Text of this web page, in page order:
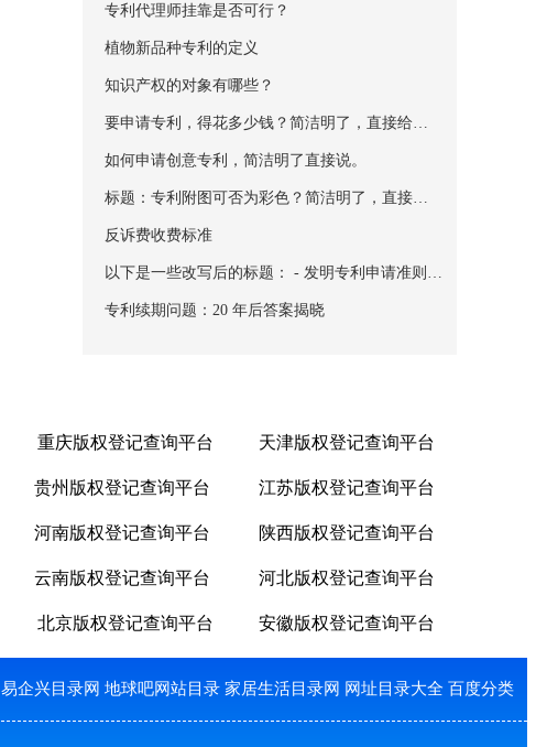
专利代理师挂靠是否可行？
植物新品种专利的定义
知识产权的对象有哪些？
要申请专利，得花多少钱？简洁明了，直接给内
容！
如何申请创意专利，简洁明了直接说。
标题：专利附图可否为彩色？简洁明了，直接给
出答案。
反诉费收费标准
以下是一些改写后的标题： - 发明专利申请准则 -
发明专利申请要求 - 发明专利申请规范 - 发明专利
专利续期问题：20 年后答案揭晓
重庆版权登记查询平台 天津版权登记查询平台
贵州版权登记查询平台 江苏版权登记查询平台
河南版权登记查询平台 陕西版权登记查询平台
云南版权登记查询平台 河北版权登记查询平台
北京版权登记查询平台 安徽版权登记查询平台
易企兴目录网 地球吧网站目录 家居生活目录网 网址目录大全 百度分类